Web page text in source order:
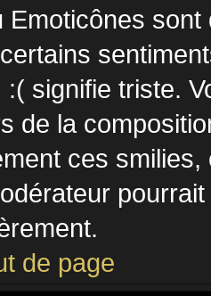
Emoticônes
:( signifie triste.
de la
ces
de page